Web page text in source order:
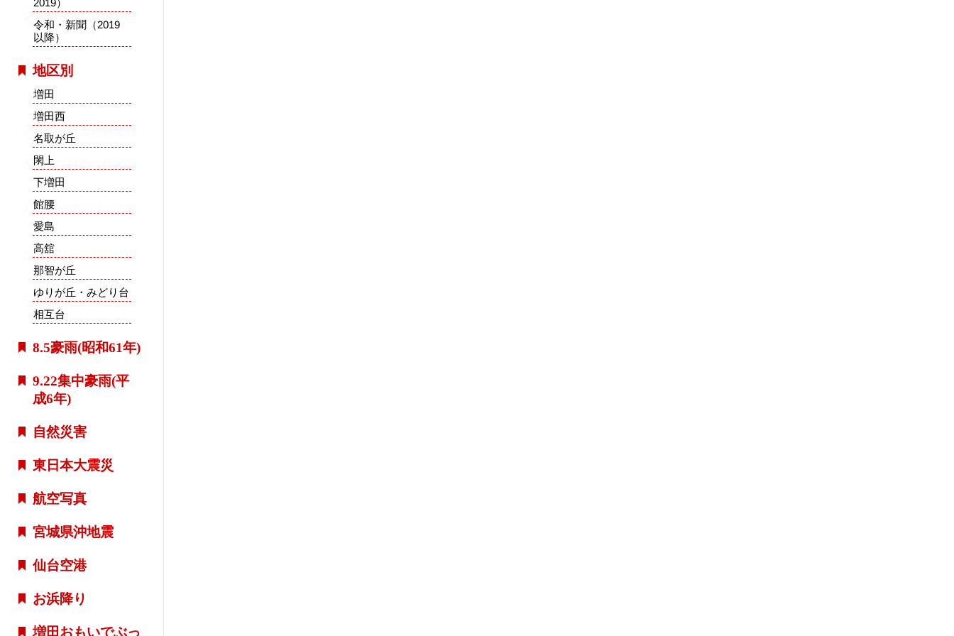
2019）
令和・新聞（2019
以降）
地区別
増田
増田西
名取が丘
閖上
下増田
館腰
愛島
高舘
那智が丘
ゆりが丘・みどり台
相互台
8.5豪雨(昭和61年)
9.22集中豪雨(平
成6年)
自然災害
東日本大震災
航空写真
宮城県沖地震
仙台空港
お浜降り
増田おもいでぶっ